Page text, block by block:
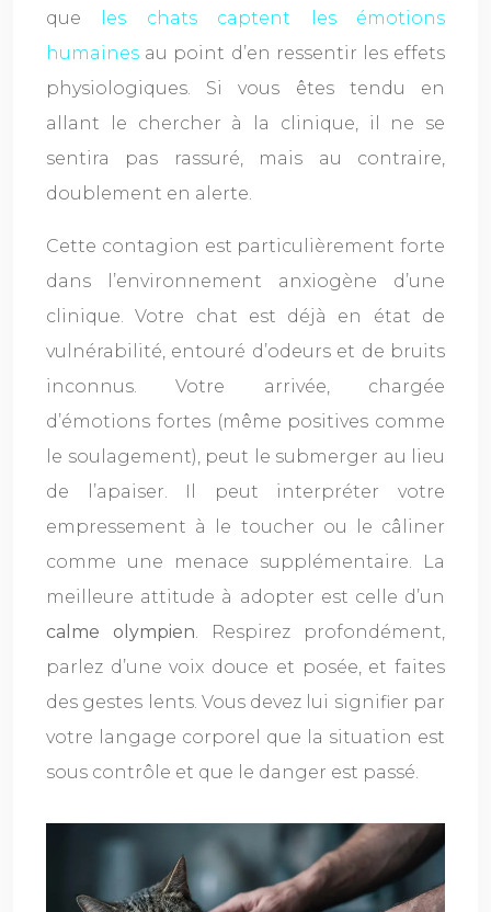
que
les chats captent les émotions
humaines au point d’en ressentir les effets
physiologiques. Si vous êtes tendu en
allant le chercher à la clinique, il ne se
sentira pas rassuré, mais au contraire,
doublement en alerte.
Cette contagion est particulièrement forte
dans l’environnement anxiogène d’une
clinique. Votre chat est déjà en état de
vulnérabilité, entouré d’odeurs et de bruits
inconnus. Votre arrivée, chargée
d’émotions fortes (même positives comme
le soulagement), peut le submerger au lieu
de l’apaiser. Il peut interpréter votre
empressement à le toucher ou le câliner
comme une menace supplémentaire. La
meilleure attitude à adopter est celle d’un
calme olympien. Respirez profondément,
parlez d’une voix douce et posée, et faites
des gestes lents. Vous devez lui signifier par
votre langage corporel que la situation est
sous contrôle et que le danger est passé.